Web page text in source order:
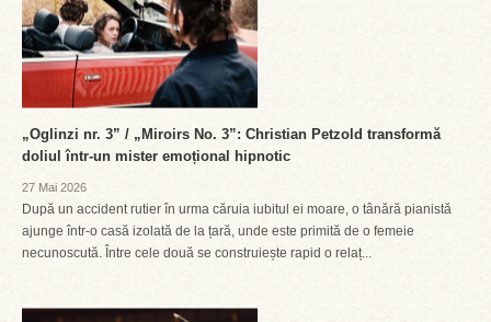
„Oglinzi nr. 3” / „Miroirs No. 3”: Christian Petzold transformă
doliul într-un mister emoțional hipnotic
27 Mai 2026
După un accident rutier în urma căruia iubitul ei moare, o tânără pianistă
ajunge într-o casă izolată de la țară, unde este primită de o femeie
necunoscută. Între cele două se construiește rapid o relaț...